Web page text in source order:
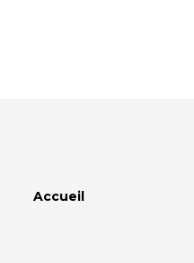
Accueil